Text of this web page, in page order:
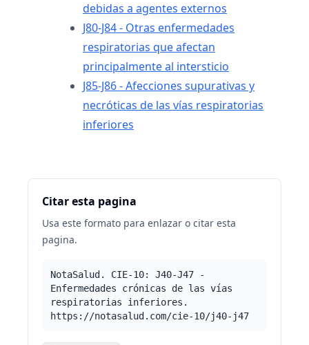
debidas a agentes externos
J80-J84 - Otras enfermedades
respiratorias que afectan
principalmente al intersticio
J85-J86 - Afecciones supurativas y
necróticas de las vías respiratorias
inferiores
Citar esta pagina
Usa este formato para enlazar o citar esta
pagina.
NotaSalud. CIE-10: J40-J47 -
Enfermedades crónicas de las vías
respiratorias inferiores.
https://notasalud.com/cie-10/j40-j47